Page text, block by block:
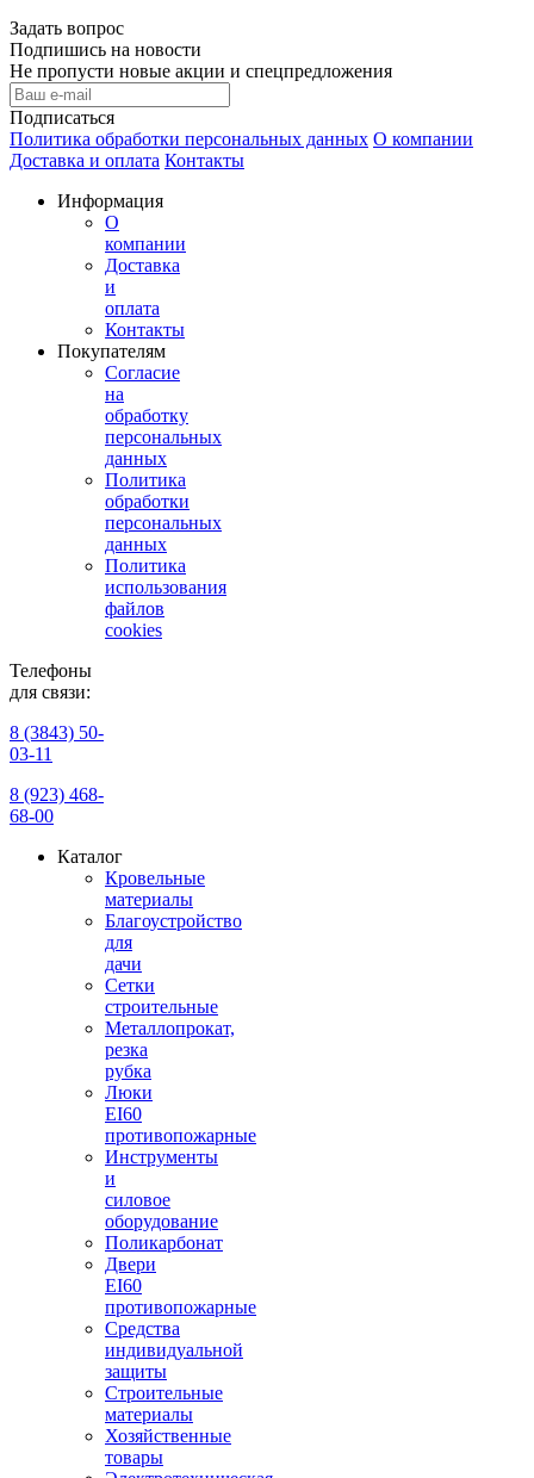
Задать вопрос
Подпишись на новости
Не пропусти новые акции и спецпредложения
Подписаться
Политика обработки персональных данных О компании
Доставка и оплата Контакты
Информация
О
компании
Доставка
и
оплата
Контакты
Покупателям
Согласие
на
обработку
персональных
данных
Политика
обработки
персональных
данных
Политика
использования
файлов
cookies
Телефоны
для связи:
8 (3843) 50-
03-11
8 (923) 468-
68-00
Каталог
Кровельные
материалы
Благоустройство
для
дачи
Сетки
строительные
Металлопрокат,
резка
рубка
Люки
EI60
противопожарные
Инструменты
и
силовое
оборудование
Поликарбонат
Двери
EI60
противопожарные
Средства
индивидуальной
защиты
Строительные
материалы
Хозяйственные
товары